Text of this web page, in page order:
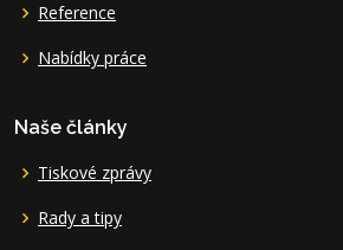
Reference
Nabídky práce
Naše články
Tiskové zprávy
Rady a tipy